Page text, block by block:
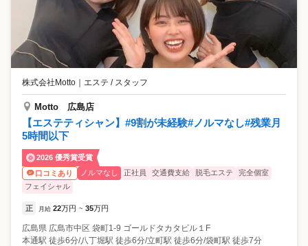
株式会社Motto ｜ エステ / スタッフ
Motto 広島店
【エステティシャン】#9割が未経験#ノルマなし#残業月
5時間以下
2026 優秀賞受賞
口コミあり
ノルマなし 正社員 交通費支給 脱毛エステ
完全個室
フェイシャル
正 月給 22万円 ~ 35万円
広島県 広島市中区 袋町1-9 ゴールドタカタビル１F
本通駅 徒歩6分/八丁堀駅 徒歩6分/立町駅 徒歩6分/袋町駅 徒歩7分